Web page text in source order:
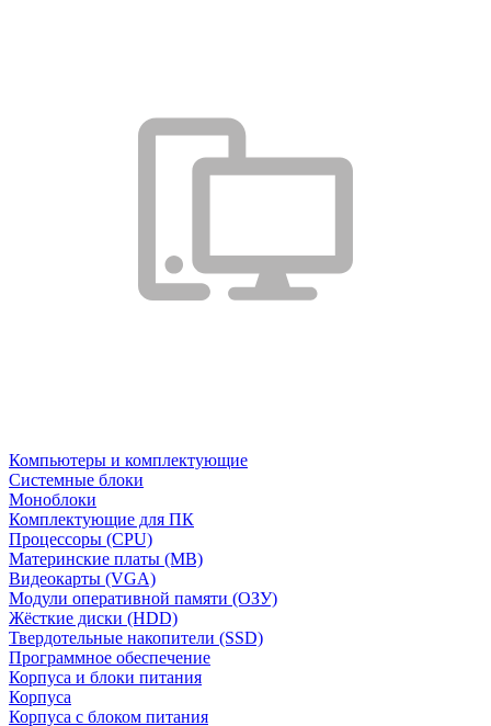
Компьютеры и комплектующие
Системные блоки
Моноблоки
Комплектующие для ПК
Процессоры (CPU)
Материнские платы (MB)
Видеокарты (VGA)
Модули оперативной памяти (ОЗУ)
Жёсткие диски (HDD)
Твердотельные накопители (SSD)
Программное обеспечение
Корпуса и блоки питания
Корпуса
Корпуса с блоком питания